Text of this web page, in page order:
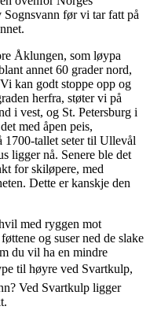
før vi tar fatt på
Åklungen, som løypa
annet 60 grader nord,
kan godt stoppe opp og
herfra, støter vi på
i vest, og St. Petersburg i
med åpen peis,
1700-tallet seter til Ullevål
ligger nå. Senere ble det
for skiløpere, med
Dette er kanskje den
med ryggen mot
og suser ned de slake
du vil ha en mindre
til høyre ved Svartkulp,
Ved Svartkulp ligger